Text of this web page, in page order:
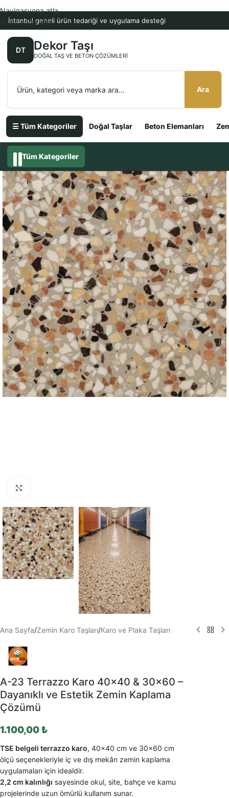
İstanbul geneli ürün tedariği ve uygulama desteği
DT Dekor Taşı
DOĞAL TAŞ VE BETON ÇÖZÜMLERI
Ara
☰ Tüm Kategoriler Doğal Taşlar Beton Elemanları
Navigasyona atla
Ana içeriğe atla
Tüm Kategoriler
Ana Sayfa/Zemin Karo Taşları/Karo ve Plaka Taşları
A-23 Terrazzo Karo 40×40 & 30×60 –
Dayanıklı ve Estetik Zemin Kaplama
Çözümü
1.100,00 ₺
TSE belgeli terrazzo karo, 40×40 cm ve 30×60 cm
ölçü seçenekleriyle iç ve dış mekân zemin kaplama
uygulamaları için idealdir.
2,2 cm kalınlığı sayesinde okul, site, bahçe ve kamu
projelerinde uzun ömürlü kullanım sunar.